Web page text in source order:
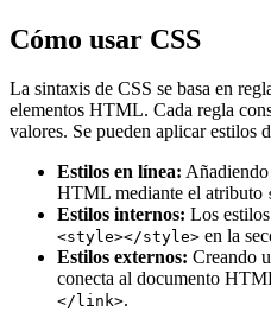
Cómo usar CSS
La sintaxis de CSS se basa en
elementos HTML. Cada regla
valores. Se pueden aplicar estilos
Estilos en línea: Añadiendo
HTML mediante el atributo
Estilos internos: Los
<style></style> en la
Estilos externos: Creando
conecta al documento
</link>.